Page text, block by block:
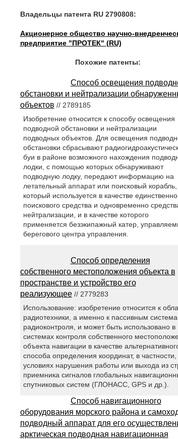
Владельцы патента RU 2790808:
Акционерное общество научно-
предприятие "ПРОТЕК" (RU)
Похожие патенты:
Способ освещения
обстановки и нейтрализации
объектов // 2789185
Изобретение относится к способу освещения
подводной обстановки и нейтрализации
подводных объектов. Для освещения
обстановки сбрасывают
буи в районе возможного нахождения
лодки, с помощью которых обнаруживают
подводную лодку, передают информацию на
летательный аппарат или поисковый корабль,
который используется в качестве
поискового средства и одновременно
нейтрализации, и в качестве которого
применяется безэкипажный катер,
берегового центра управления.
Способ определения
собственного местоположения объекта в
пространстве и устройство его
реализующее// 2779283
Использование: изобретение относится к
радиотехники, а именно к пассивным
радиоконтроля, и может быть использовано в
системах контроля собственного
объекта навигации в качестве
способа определения координат, в частности,
условиях нарушения работы или выхода из
приемника сигналов глобальных
спутниковых систем (ГЛОНАСС, GPS и др.).
Способ навигационного
оборудования морского района и
подводный аппарат для его
арктическая подводная навигационная